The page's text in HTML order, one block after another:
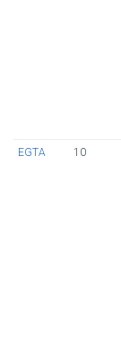
EGTA 10